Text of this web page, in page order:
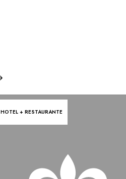
HOTEL + RESTAURANTE